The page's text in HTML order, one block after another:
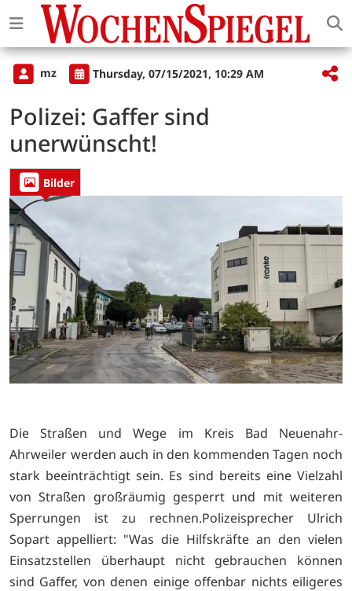
mz Thursday, 07/15/2021, 10:29 AM
Polizei: Gaffer sind
unerwünscht!
Bilder
Die Straßen und Wege im Kreis Bad Neuenahr-
Ahrweiler werden auch in den kommenden Tagen noch
stark beeinträchtigt sein. Es sind bereits eine Vielzahl
von Straßen großräumig gesperrt und mit weiteren
Sperrungen ist zu rechnen.Polizeisprecher Ulrich
Sopart appelliert: "Was die Hilfskräfte an den vielen
Einsatzstellen überhaupt nicht gebrauchen können
sind Gaffer, von denen einige offenbar nichts eiligeres